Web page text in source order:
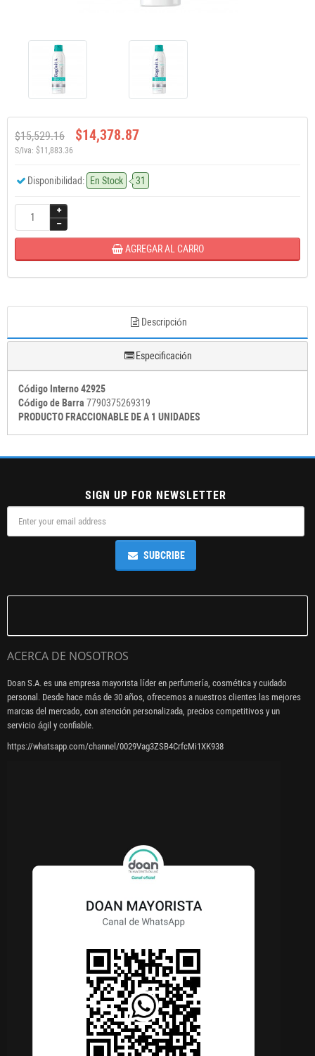
$15,529.16 $14,378.87
S/Iva: $11,883.36
Disponibilidad: En Stock 31
AGREGAR AL CARRO
Descripción
Especificación
Código Interno 42925
Código de Barra 7790375269319
PRODUCTO FRACCIONABLE DE A 1 UNIDADES
SIGN UP FOR NEWSLETTER
SUBCRIBE
ACERCA DE NOSOTROS
Doan S.A. es una empresa mayorista líder en perfumería, cosmética y cuidado
personal. Desde hace más de 30 años, ofrecemos a nuestros clientes las mejores
marcas del mercado, con atención personalizada, precios competitivos y un
servicio ágil y confiable.
https://whatsapp.com/channel/0029Vag3ZSB4CrfcMi1XK938